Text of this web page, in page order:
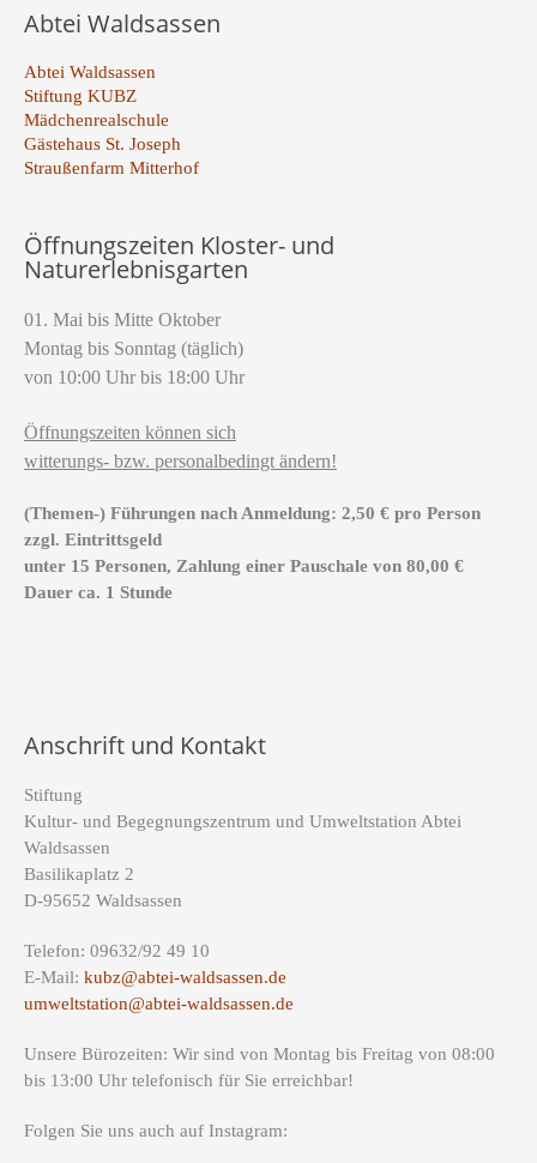
Abtei Waldsassen
Abtei Waldsassen
Stiftung KUBZ
Mädchenrealschule
Gästehaus St. Joseph
Straußenfarm Mitterhof
Öffnungszeiten Kloster- und
Naturerlebnisgarten
01. Mai bis Mitte Oktober
Montag bis Sonntag (täglich)
von 10:00 Uhr bis 18:00 Uhr
Öffnungszeiten können sich
witterungs- bzw. personalbedingt ändern!
(Themen-) Führungen nach Anmeldung: 2,50 € pro Person
zzgl. Eintrittsgeld
unter 15 Personen, Zahlung einer Pauschale von 80,00 €
Dauer ca. 1 Stunde
Anschrift und Kontakt
Stiftung
Kultur- und Begegnungszentrum und Umweltstation Abtei
Waldsassen
Basilikaplatz 2
D-95652 Waldsassen
Telefon: 09632/92 49 10
E-Mail: kubz@abtei-waldsassen.de
umweltstation@abtei-waldsassen.de
Unsere Bürozeiten: Wir sind von Montag bis Freitag von 08:00
bis 13:00 Uhr telefonisch für Sie erreichbar!
Folgen Sie uns auch auf Instagram: